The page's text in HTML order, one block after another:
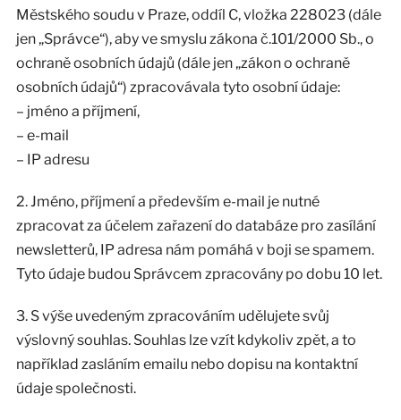
Městského soudu v Praze, oddíl C, vložka 228023 (dále
jen „Správce“), aby ve smyslu zákona č.101/2000 Sb., o
ochraně osobních údajů (dále jen „zákon o ochraně
osobních údajů“) zpracovávala tyto osobní údaje:
– jméno a příjmení,
– e-mail
– IP adresu
2. Jméno, příjmení a především e-mail je nutné
zpracovat za účelem zařazení do databáze pro zasílání
newsletterů, IP adresa nám pomáhá v boji se spamem.
Tyto údaje budou Správcem zpracovány po dobu 10 let.
3. S výše uvedeným zpracováním udělujete svůj
výslovný souhlas. Souhlas lze vzít kdykoliv zpět, a to
například zasláním emailu nebo dopisu na kontaktní
údaje společnosti.